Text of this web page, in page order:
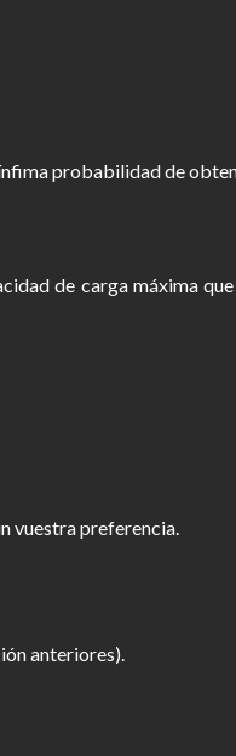
probabilidad de
de carga máxima
vuestra preferencia.
anteriores).